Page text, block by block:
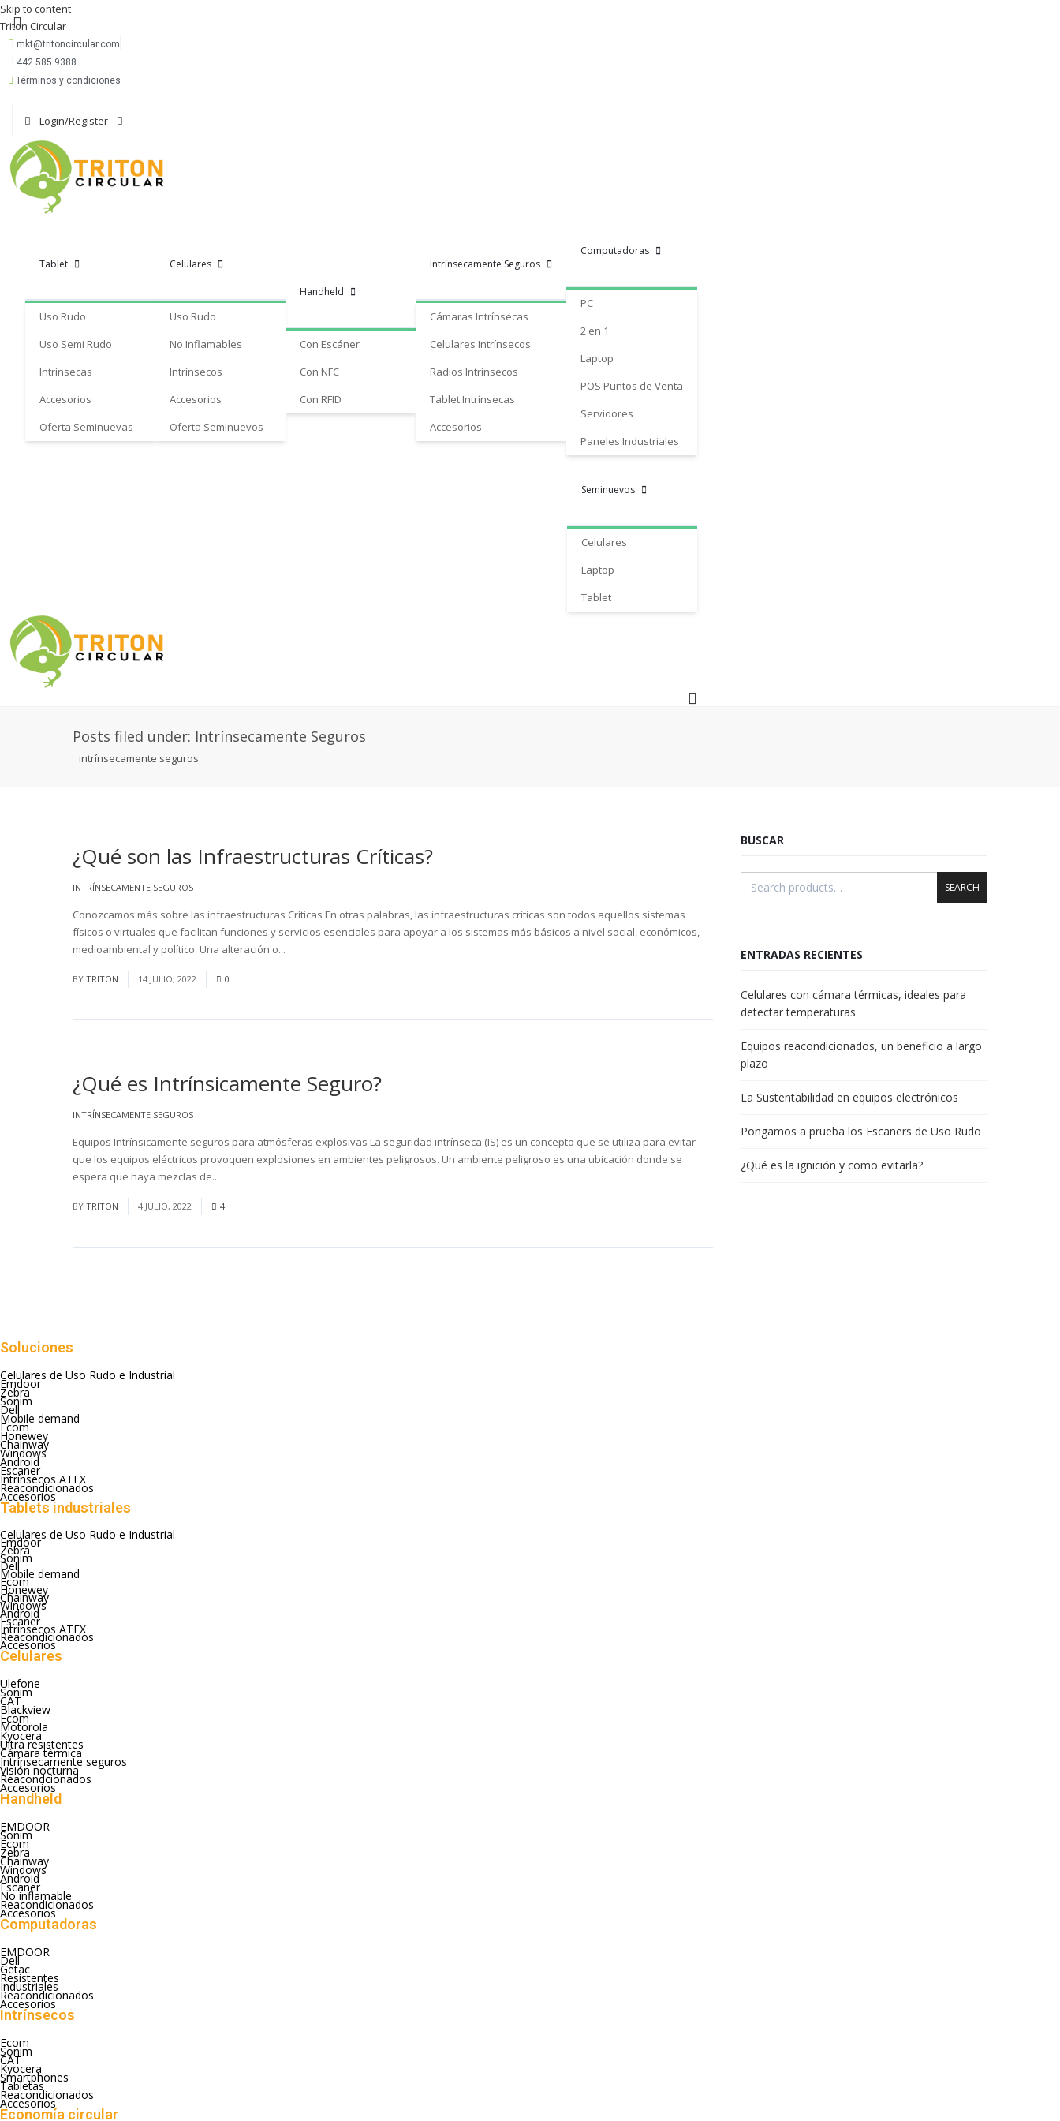
Skip to content
Triton Circular
mkt@tritoncircular.com
442 585 9388
Términos y condiciones
Login/Register
Tablet
Uso Rudo
Uso Semi Rudo
Intrínsecas
Accesorios
Oferta Seminuevas
Celulares
Uso Rudo
No Inflamables
Intrínsecos
Accesorios
Oferta Seminuevos
Handheld
Con Escáner
Con NFC
Con RFID
Intrínsecamente Seguros
Cámaras Intrínsecas
Celulares Intrínsecos
Radios Intrínsecos
Tablet Intrínsecas
Accesorios
Computadoras
PC
2 en 1
Laptop
POS Puntos de Venta
Servidores
Paneles Industriales
Seminuevos
Celulares
Laptop
Tablet
Posts filed under: Intrínsecamente Seguros
intrínsecamente seguros
INTRÍNSECAMENTE SEGUROS
¿Qué son las Infraestructuras Críticas?
Conozcamos más sobre las infraestructuras Críticas En otras palabras, las infraestructuras críticas son todos aquellos sistemas
físicos o virtuales que facilitan funciones y servicios esenciales para apoyar a los sistemas más básicos a nivel social, económicos,
medioambiental y político. Una alteración o...
BY TRITON 14 JULIO, 2022 0
INTRÍNSECAMENTE SEGUROS
¿Qué es Intrínsicamente Seguro?
Equipos Intrínsicamente seguros para atmósferas explosivas La seguridad intrínseca (IS) es un concepto que se utiliza para evitar
que los equipos eléctricos provoquen explosiones en ambientes peligrosos. Un ambiente peligroso es una ubicación donde se
espera que haya mezclas de...
BY TRITON 4 JULIO, 2022 4
BUSCAR
SEARCH
ENTRADAS RECIENTES
Celulares con cámara térmicas, ideales para
detectar temperaturas
Equipos reacondicionados, un beneficio a largo
plazo
La Sustentabilidad en equipos electrónicos
Pongamos a prueba los Escaners de Uso Rudo
¿Qué es la ignición y como evitarla?
Soluciones
Celulares de Uso Rudo e Industrial
Emdoor
Zebra
Sonim
Dell
Mobile demand
Ecom
Honewey
Chainway
Windows
Android
Escaner
Intrínsecos ATEX
Reacondicionados
Accesorios
Tablets industriales
Celulares de Uso Rudo e Industrial
Emdoor
Zebra
Sonim
Dell
Mobile demand
Ecom
Honewey
Chainway
Windows
Android
Escaner
Intrínsecos ATEX
Reacondicionados
Accesorios
Celulares
Ulefone
Sonim
CAT
Blackview
Ecom
Motorola
Kyocera
Ultra resistentes
Cámara térmica
Intrínsecamente seguros
Visión nocturna
Reacondcionados
Accesorios
Handheld
EMDOOR
Sonim
Ecom
Zebra
Chainway
Windows
Android
Escaner
No inflamable
Reacondicionados
Accesorios
Computadoras
EMDOOR
Dell
Getac
Resistentes
Industriales
Reacondicionados
Accesorios
Intrínsecos
Ecom
Sonim
CAT
Kyocera
Smartphones
Tabletas
Reacondicionados
Accesorios
Economía circular